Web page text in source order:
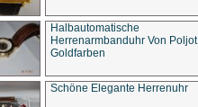
Halbautomatische
Herrenarmbanduhr Von Poljot
Goldfarben
Schöne Elegante Herrenuhr